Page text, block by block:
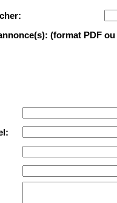
(format PDF